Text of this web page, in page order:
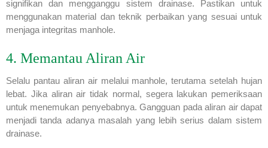
signifikan dan mengganggu sistem drainase. Pastikan untuk
menggunakan material dan teknik perbaikan yang sesuai untuk
menjaga integritas manhole.
4. Memantau Aliran Air
Selalu pantau aliran air melalui manhole, terutama setelah hujan
lebat. Jika aliran air tidak normal, segera lakukan pemeriksaan
untuk menemukan penyebabnya. Gangguan pada aliran air dapat
menjadi tanda adanya masalah yang lebih serius dalam sistem
drainase.